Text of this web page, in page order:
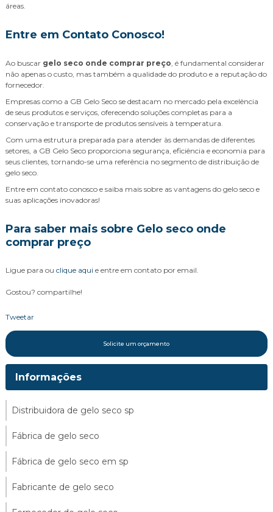
áreas.
Entre em Contato Conosco!
Ao buscar gelo seco onde comprar preço , é fundamental considerar
não apenas o custo, mas também a qualidade do produto e a reputação do
fornecedor.
Empresas como a GB Gelo Seco se destacam no mercado pela excelência
de seus produtos e serviços, oferecendo soluções completas para a
conservação e transporte de produtos sensíveis à temperatura.
Com uma estrutura preparada para atender às demandas de diferentes
setores, a GB Gelo Seco proporciona segurança, eficiência e economia para
seus clientes, tornando-se uma referência no segmento de distribuição de
gelo seco.
Entre em contato conosco e saiba mais sobre as vantagens do gelo seco e
suas aplicações inovadoras!
Para saber mais sobre Gelo seco onde
comprar preço
Ligue para ou clique aqui e entre em contato por email.
Gostou? compartilhe!
Tweetar
Solicite um orçamento
Informações
Distribuidora de gelo seco sp
Fábrica de gelo seco
Fábrica de gelo seco em sp
Fabricante de gelo seco